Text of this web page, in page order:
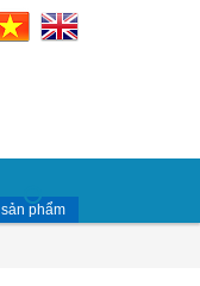
sản phẩm